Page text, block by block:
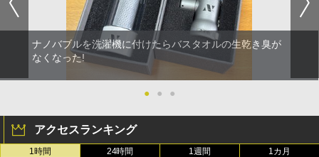
ナノバブルを洗濯機に付けたらバスタオルの生乾き臭が
なくなった!
● ● ●
アクセスランキング
1時間 24時間 1週間 1カ月